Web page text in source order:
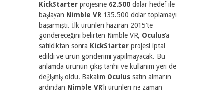
KickStarter projesine 62.500 dolar hedef ile
başlayan Nimble VR 135.500 dolar toplamayı
başarmıştı. İlk ürünleri haziran 2015’te
göndereceğini belirten Nimble VR, Oculus‘a
satıldıktan sonra KickStarter projesi iptal
edildi ve ürün gönderimi yapılmayacak. Bu
anlamda ürünün çıkış tarihi ve kullanım yeri de
değişmiş oldu. Bakalım Oculus satın almanın
ardından Nimble VR‘lı ürünleri ne zaman